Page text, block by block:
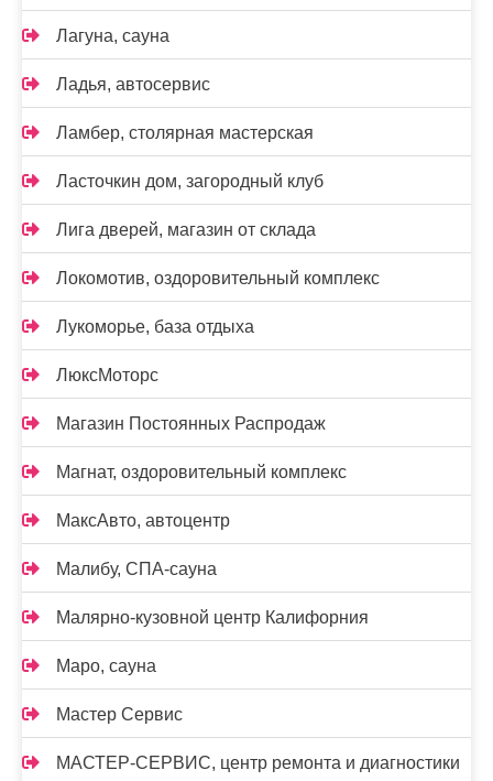
Лагуна, сауна
Ладья, автосервис
Ламбер, столярная мастерская
Ласточкин дом, загородный клуб
Лига дверей, магазин от склада
Локомотив, оздоровительный комплекс
Лукоморье, база отдыха
ЛюксМоторс
Магазин Постоянных Распродаж
Магнат, оздоровительный комплекс
МаксАвто, автоцентр
Малибу, СПА-сауна
Малярно-кузовной центр Калифорния
Маро, сауна
Мастер Сервис
МАСТЕР-СЕРВИС, центр ремонта и диагностики